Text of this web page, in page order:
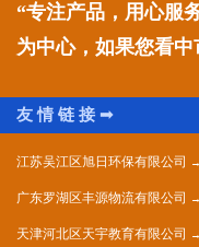
“专注产品，用心服
为中心，如果您看中
江苏吴江区旭日环保有限公司
广东罗湖区丰源物流有限公司
天津河北区天宇教育有限公司